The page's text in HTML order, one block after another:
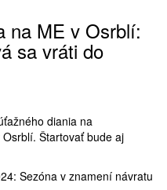
na ME v Osrblí:
sa vráti do
diania na
Štartovať bude aj